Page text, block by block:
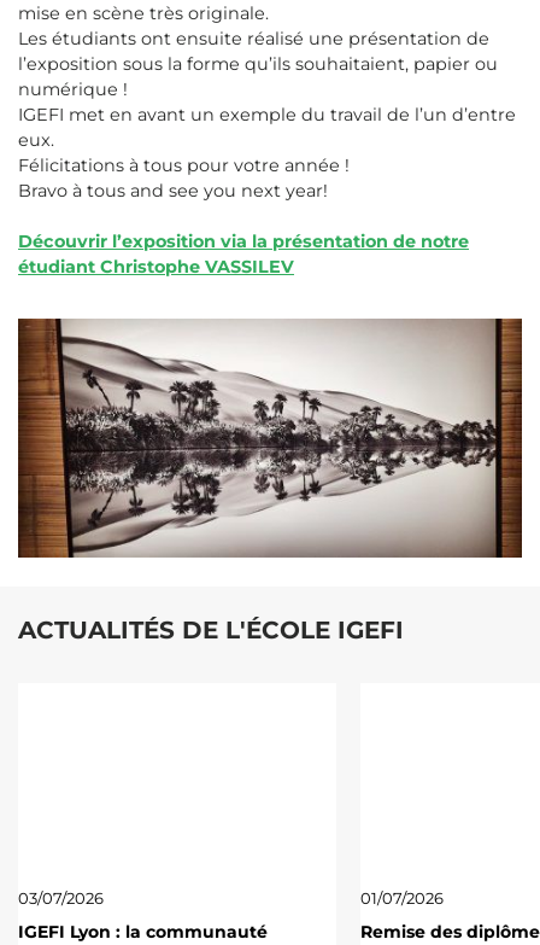
mise en scène très originale.
Les étudiants ont ensuite réalisé une présentation de
l’exposition sous la forme qu’ils souhaitaient, papier ou
numérique !
IGEFI met en avant un exemple du travail de l’un d’entre
eux.
Félicitations à tous pour votre année !
Bravo à tous and see you next year!
Découvrir l’exposition via la présentation de notre
étudiant Christophe VASSILEV
ACTUALITÉS DE L'ÉCOLE IGEFI
03/07/2026
IGEFI Lyon : la communauté
01/07/2026
Remise des